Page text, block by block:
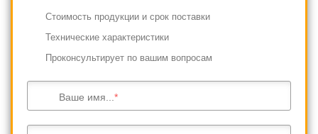
Cтоимость продукции и срок поставки
Технические характеристики
Проконсультирует по вашим вопросам
Ваше имя...